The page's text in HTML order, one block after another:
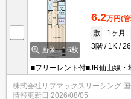
画像：16枚
6.2万円(
敷
1ヶ月
3階
1K
■フリーレント付■JR仙山線・
分、南向き・最上階の1K♪ネ
設備充実！経済的な都市ガス
株式会社リブマックスリーシング
情報更新日 2026/08/05